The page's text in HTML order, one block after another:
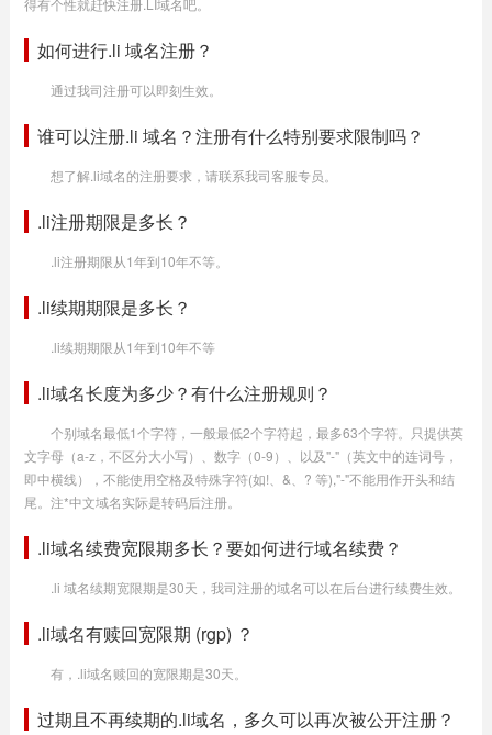
得有个性就赶快注册.LI域名吧。
如何进行.li 域名注册？
通过我司注册可以即刻生效。
谁可以注册.li 域名？注册有什么特别要求限制吗？
想了解.li域名的注册要求，请联系我司客服专员。
.li注册期限是多长？
.li注册期限从1年到10年不等。
.li续期期限是多长？
.li续期期限从1年到10年不等
.li域名长度为多少？有什么注册规则？
个别域名最低1个字符，一般最低2个字符起，最多63个字符。只提供英
文字母（a-z，不区分大小写）、数字（0-9）、以及"-"（英文中的连词号，
即中横线），不能使用空格及特殊字符(如!、&、? 等),"-"不能用作开头和结
尾。注*中文域名实际是转码后注册。
.li域名续费宽限期多长？要如何进行域名续费？
.li 域名续期宽限期是30天，我司注册的域名可以在后台进行续费生效。
.li域名有赎回宽限期 (rgp) ？
有，.li域名赎回的宽限期是30天。
过期且不再续期的.li域名，多久可以再次被公开注册？